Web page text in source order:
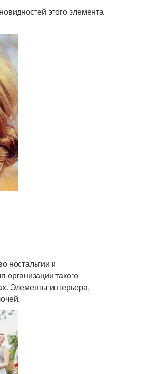
этого элемента
ностальгии и
организации такого
Элементы интерьера,